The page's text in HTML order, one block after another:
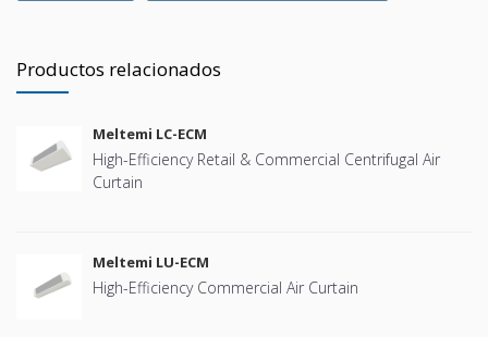
Productos relacionados
Meltemi LC-ECM
High-Efficiency Retail & Commercial Centrifugal Air
Curtain
Meltemi LU-ECM
High-Efficiency Commercial Air Curtain